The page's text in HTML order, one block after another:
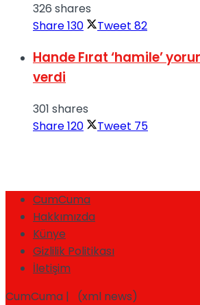
326 shares
Share130 Tweet 82
Hande Fırat ‘hamile’
verdi
301 shares
Share120 Tweet 75
CumCuma
Hakkımızda
Künye
Gizlilik Politikası
İletişim
CumCuma | (xml news)